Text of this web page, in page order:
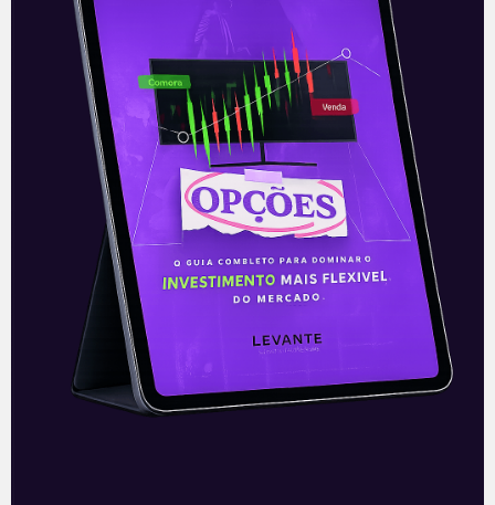
25/01/2022
E EU COM ISSO
Resultados da IBM